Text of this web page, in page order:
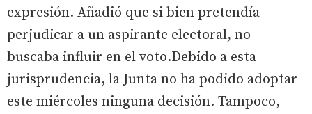
expresión. Añadió que si bien pretendía
perjudicar a un aspirante electoral, no
buscaba influir en el voto.Debido a esta
jurisprudencia, la Junta no ha podido adoptar
este miércoles ninguna decisión. Tampoco,